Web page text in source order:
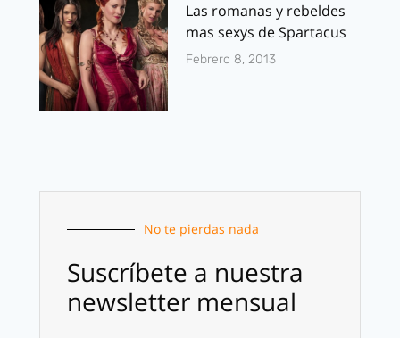
Las romanas y rebeldes
mas sexys de Spartacus
Febrero 8, 2013
No te pierdas nada
Suscríbete a nuestra
newsletter mensual